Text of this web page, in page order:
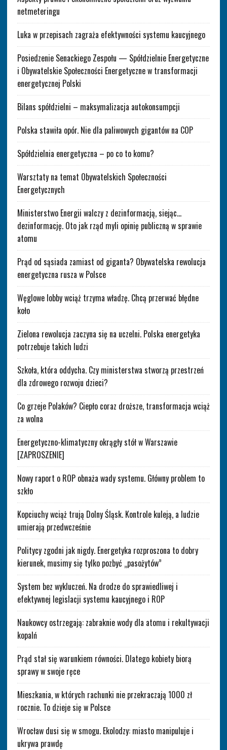
netmeteringu
Luka w przepisach zagraża efektywności systemu kaucyjnego
Posiedzenie Senackiego Zespołu — Spółdzielnie Energetyczne
i Obywatelskie Społeczności Energetyczne w transformacji
energetycznej Polski
Bilans spółdzielni – maksymalizacja autokonsumpcji
Polska stawiła opór. Nie dla paliwowych gigantów na COP
Spółdzielnia energetyczna – po co to komu?
Warsztaty na temat Obywatelskich Społeczności
Energetycznych
Ministerstwo Energii walczy z dezinformacją, siejąc…
dezinformację. Oto jak rząd myli opinię publiczną w sprawie
atomu
Prąd od sąsiada zamiast od giganta? Obywatelska rewolucja
energetyczna rusza w Polsce
Węglowe lobby wciąż trzyma władzę. Chcą przerwać błędne
koło
Zielona rewolucja zaczyna się na uczelni. Polska energetyka
potrzebuje takich ludzi
Szkoła, która oddycha. Czy ministerstwa stworzą przestrzeń
dla zdrowego rozwoju dzieci?
Co grzeje Polaków? Ciepło coraz droższe, transformacja wciąż
za wolna
Energetyczno-klimatyczny okrągły stół w Warszawie
[ZAPROSZENIE]
Nowy raport o ROP obnaża wady systemu. Główny problem to
szkło
Kopciuchy wciąż trują Dolny Śląsk. Kontrole kuleją, a ludzie
umierają przedwcześnie
Politycy zgodni jak nigdy. Energetyka rozproszona to dobry
kierunek, musimy się tylko pozbyć „pasożytów”
System bez wykluczeń. Na drodze do sprawiedliwej i
efektywnej legislacji systemu kaucyjnego i ROP
Naukowcy ostrzegają: zabraknie wody dla atomu i rekultywacji
kopalń
Prąd stał się warunkiem równości. Dlatego kobiety biorą
sprawy w swoje ręce
Mieszkania, w których rachunki nie przekraczają 1000 zł
rocznie. To dzieje się w Polsce
Wrocław dusi się w smogu. Ekolodzy: miasto manipuluje i
ukrywa prawdę